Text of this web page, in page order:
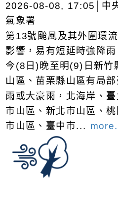
2026-08-08, 17:05│中
氣象署
第13號颱風及其外圍環流
影響，易有短延時強降雨
今(8日)晚至明(9)日新竹
山區、苗栗縣山區有局部
雨或大豪雨，北海岸、臺
市山區、新北市山區、桃
市山區、臺中市...